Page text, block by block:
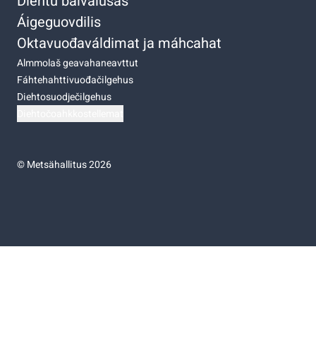
Áigeguovdilis
Oktavuođaváldimat ja máhcahat
Almmolaš geavahaneavttut
Fáhtehahttivuođačilgehus
Diehtosuodječilgehus
©Metsähallitus 2026